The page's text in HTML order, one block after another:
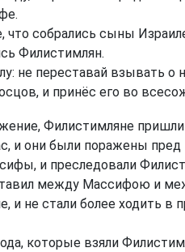
собрались сыны
Филистимлян.
не переставай взывать о
и принёс его во
Филистимляне
и они были поражены пред
и преследовали
между Массифою и
и не стали более ходить в
которые взяли